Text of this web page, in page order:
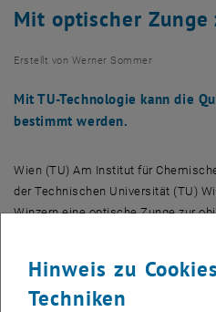
Übersicht
Mit optischer Zunge
Erstellt von Werner Sommer
Mit TU-Technologie kann die
bestimmt werden.
Wien (TU) Am Institut für
der Technischen Universität (TU)
Winzern eine optische Zunge zur
chemischen Reaktionen, die beim
direkt beobachten und auswerten.
Hinweis zu
Techniken